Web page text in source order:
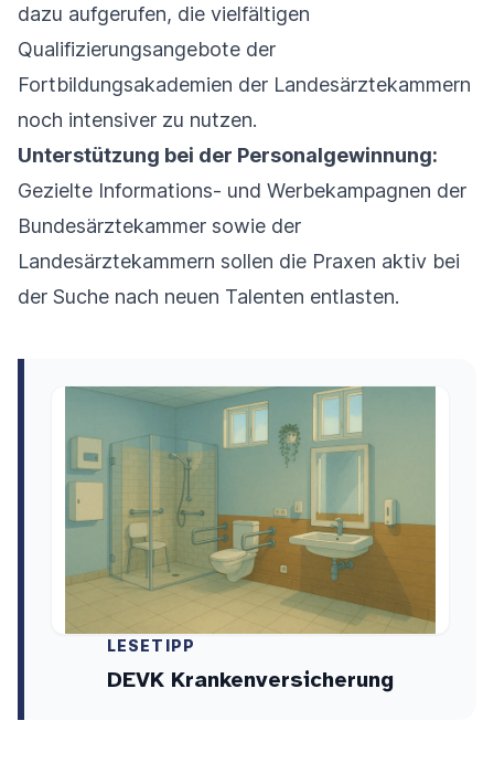
dazu aufgerufen, die vielfältigen
Qualifizierungsangebote der
Fortbildungsakademien der Landesärztekammern
noch intensiver zu nutzen.
Unterstützung bei der Personalgewinnung:
Gezielte Informations- und Werbekampagnen der
Bundesärztekammer sowie der
Landesärztekammern sollen die Praxen aktiv bei
der Suche nach neuen Talenten entlasten.
LESETIPP
DEVK Krankenversicherung